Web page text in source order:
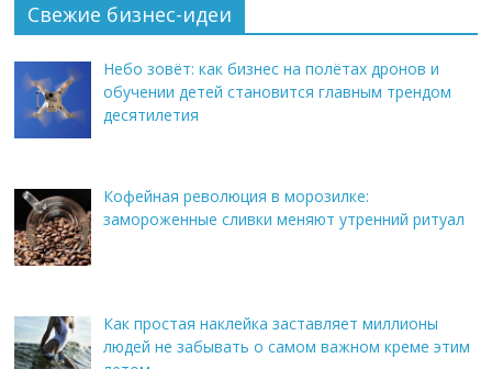
Свежие бизнес-идеи
Небо зовёт: как бизнес на полётах дронов и
обучении детей становится главным трендом
десятилетия
Кофейная революция в морозилке:
замороженные сливки меняют утренний ритуал
Как простая наклейка заставляет миллионы
людей не забывать о самом важном креме этим